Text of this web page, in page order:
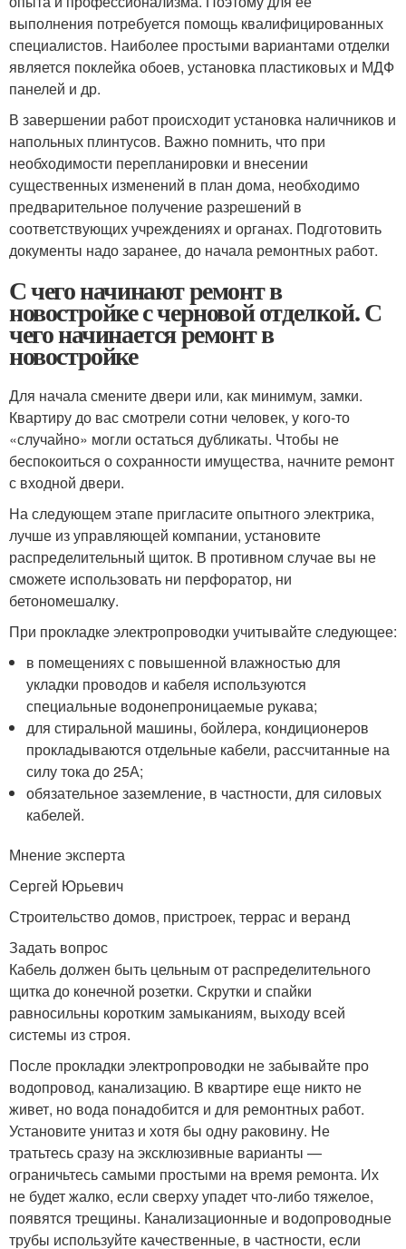
выполнения потребуется помощь квалифицированных
специалистов. Наиболее простыми вариантами отделки
является поклейка обоев, установка пластиковых и МДФ
панелей и др.
В завершении работ происходит установка наличников и
напольных плинтусов. Важно помнить, что при
необходимости перепланировки и внесении
существенных изменений в план дома, необходимо
предварительное получение разрешений в
соответствующих учреждениях и органах. Подготовить
документы надо заранее, до начала ремонтных работ.
С чего начинают ремонт в
новостройке с черновой отделкой. С
чего начинается ремонт в
новостройке
Для начала смените двери или, как минимум, замки.
Квартиру до вас смотрели сотни человек, у кого-то
«случайно» могли остаться дубликаты. Чтобы не
беспокоиться о сохранности имущества, начните ремонт
с входной двери.
На следующем этапе пригласите опытного электрика,
лучше из управляющей компании, установите
распределительный щиток. В противном случае вы не
сможете использовать ни перфоратор, ни
бетономешалку.
При прокладке электропроводки учитывайте следующее:
в помещениях с повышенной влажностью для
укладки проводов и кабеля используются
специальные водонепроницаемые рукава;
для стиральной машины, бойлера, кондиционеров
прокладываются отдельные кабели, рассчитанные на
силу тока до 25А;
обязательное заземление, в частности, для силовых
кабелей.
Мнение эксперта
Сергей Юрьевич
Строительство домов, пристроек, террас и веранд
Задать вопрос
Кабель должен быть цельным от распределительного
щитка до конечной розетки. Скрутки и спайки
равносильны коротким замыканиям, выходу всей
системы из строя.
После прокладки электропроводки не забывайте про
водопровод, канализацию. В квартире еще никто не
живет, но вода понадобится и для ремонтных работ.
Установите унитаз и хотя бы одну раковину. Не
тратьтесь сразу на эксклюзивные варианты —
ограничьтесь самыми простыми на время ремонта. Их
не будет жалко, если сверху упадет что-либо тяжелое,
появятся трещины. Канализационные и водопроводные
трубы используйте качественные, в частности, если